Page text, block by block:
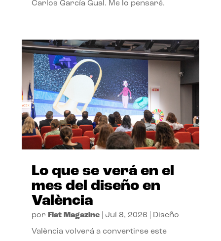
Carlos García Gual. Me lo pensaré.
Lo que se verá en el
mes del diseño en
València
por Flat Magazine| Jul 8, 2026 Diseño
València volverá a convertirse este